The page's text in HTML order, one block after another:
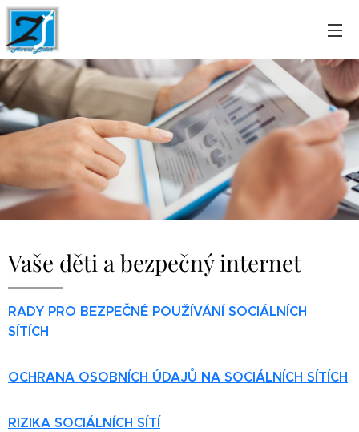
Vaše děti a bezpečný internet
RADY PRO BEZPEČNÉ POUŽÍVÁNÍ SOCIÁLNÍCH
SÍTÍCH
OCHRANA OSOBNÍCH ÚDAJŮ NA SOCIÁLNÍCH SÍTÍCH
RIZIKA SOCIÁLNÍCH SÍTÍ